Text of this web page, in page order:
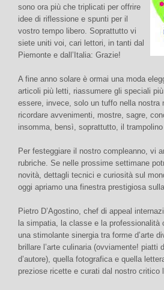
sono ora più che triplicati per offrire
idee di riflessione e spunti per il
vostro tempo libero. Soprattutto vi
siete uniti voi, cari lettori, in tanti dal
Piemonte e dall’Italia: Grazie!
A fine anno solare è ormai una moda
articoli più letti, riassumere gli speciali
essere, invece, solo un tuffo nella nostra
ricordare avvenimenti, mostre, sagre,
insomma, bensì, soprattutto, il
Per festeggiare il nostro compleanno, vi
rubriche. Se nelle prossime settimane
novità, dettagli tecnici e curiosità sul
oggi apriamo una finestra prestigiosa
Pietro D’Agostino, chef di appeal
la simpatia, la classe e la professionalità
una stimolante sinergia tra forme d’arte
brillare l’arte culinaria (ovviamente! piatti
d’autore), quella fotografica e quella
preziose ricette e curati dal nostro critico